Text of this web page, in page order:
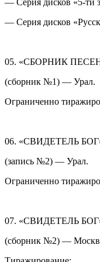
— Серия дисков
05. «СБОРНИК
(сборник №1) — Урал.
Ограниченно
06. «СВИДЕТЕЛЬ
(запись №2) — Урал.
Ограниченно
07. «СВИДЕТЕЛЬ
(сборник №2) —